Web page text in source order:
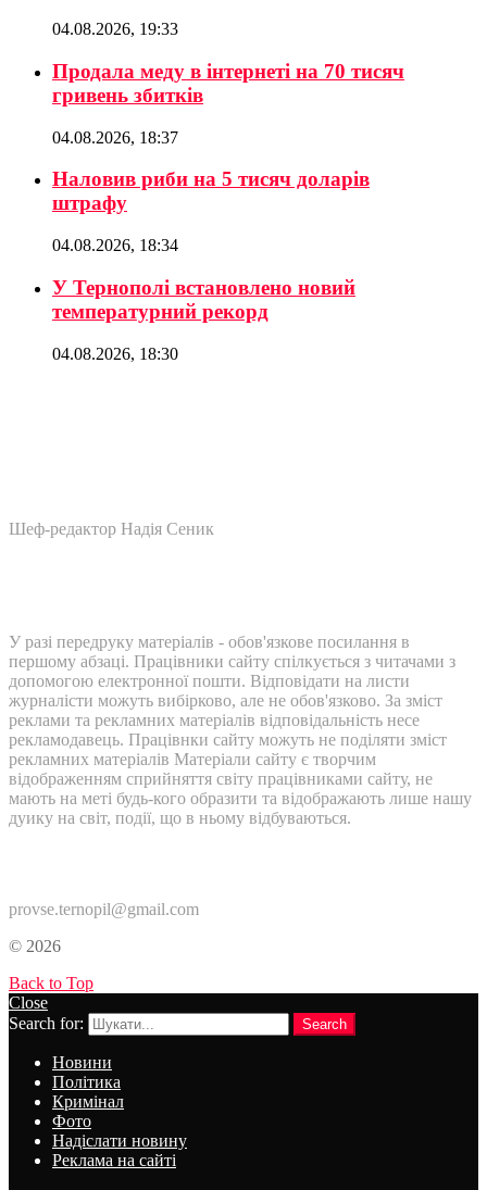
04.08.2026, 19:33
Продала меду в інтернеті на 70 тисяч
гривень збитків
04.08.2026, 18:37
Наловив риби на 5 тисяч доларів
штрафу
04.08.2026, 18:34
У Тернополі встановлено новий
температурний рекорд
04.08.2026, 18:30
Шеф-редактор Надія Сеник
У разі передруку матеріалів - обов'язкове посилання в
першому абзаці. Працівники сайту спілкується з читачами з
допомогою електронної пошти. Відповідати на листи
журналісти можуть вибірково, але не обов'язково. За зміст
реклами та рекламних матеріалів відповідальність несе
рекламодавець. Працівнки сайту можуть не поділяти зміст
рекламних матеріалів Матеріали сайту є творчим
відображенням сприйняття світу працівниками сайту, не
мають на меті будь-кого образити та відображають лише нашу
дуику на світ, події, що в ньому відбуваються.
provse.ternopil@gmail.com
© 2026
Back to Top
Close
Search for:
Search
Новини
Політика
Кримінал
Фото
Надіслати новину
Реклама на сайті